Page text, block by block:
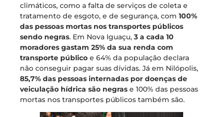
climáticos, como a falta de serviços de coleta e
tratamento de esgoto, e de segurança, com 100%
das pessoas mortas nos transportes públicos
sendo negras. Em Nova Iguaçu, 3 a cada 10
moradores gastam 25% da sua renda com
transporte público e 64% da população declara
não conseguir pagar suas dívidas. Já em Nilópolis,
85,7% das pessoas internadas por doenças de
veiculação hídrica são negras e 100% das pessoas
mortas nos transportes públicos também são.